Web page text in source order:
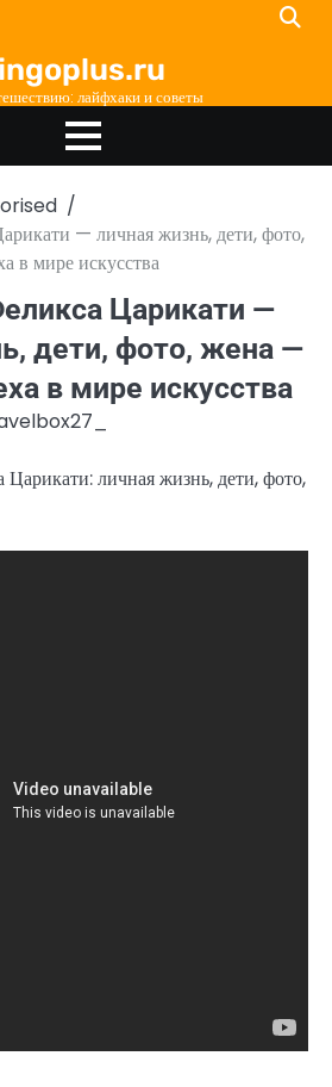
лайфхаки и советы
— личная жизнь, дети, фото,
в мире искусства
Царикати —
дети, фото, жена —
в мире искусства